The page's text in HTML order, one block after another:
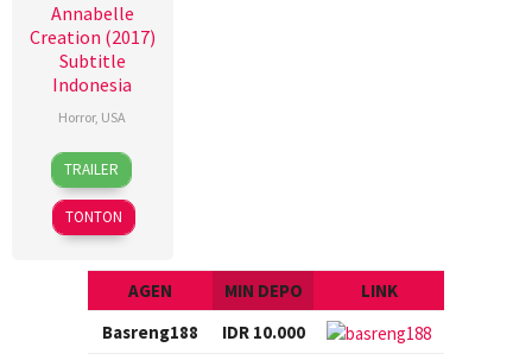
Annabelle
Creation (2017)
Subtitle
Indonesia
Horror, USA
3
Aug
2017
Cory
Johnson
TRAILER
TONTON
AGEN MIN DEPO
LINK
Basreng188
IDR 10.000